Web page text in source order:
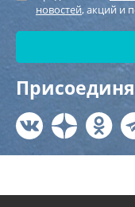
новостей, акций и